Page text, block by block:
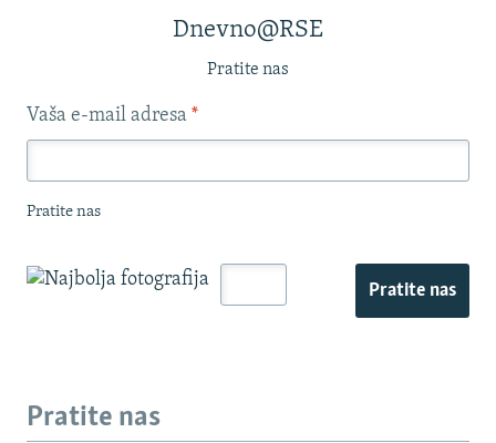
Dnevno@RSE
Pratite nas
Vaša e-mail adresa *
Pratite nas
Pratite nas
Pratite nas